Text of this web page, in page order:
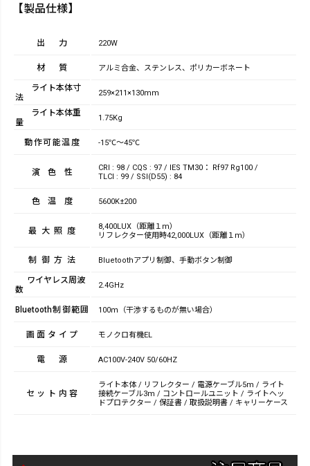
【製品仕様】
出力 220W
材質 アルミ合金、ステンレス、ポリカーボネート
ライト本体寸
法
259×211×130mm
ライト本体重
量
1.75Kg
動作可能温度 -15℃～45℃
演色性
CRI : 98 / CQS : 97 / IES TM30： Rf97 Rg100 /
TLCI : 99 / SSI(D55) : 84
色温度 5600K±200
最大照度
8,400LUX（距離１m）
リフレクター使用時42,000LUX（距離１m）
制御方法 Bluetoothアプリ制御、手動ボタン制御
ワイヤレス周波
数
2.4GHz
Bluetooth制御範囲 100ｍ（干渉するものが無い場合）
画面タイプ モノクロ有機EL
電源 AC100V-240V 50/60HZ
セット内容
ライト本体 / リフレクター / 電源ケーブル5m / ライト
接続ケーブル3m / コントロールユニット / ライトヘッ
ドプロテクター / 保証書 / 取扱説明書 / キャリーケース